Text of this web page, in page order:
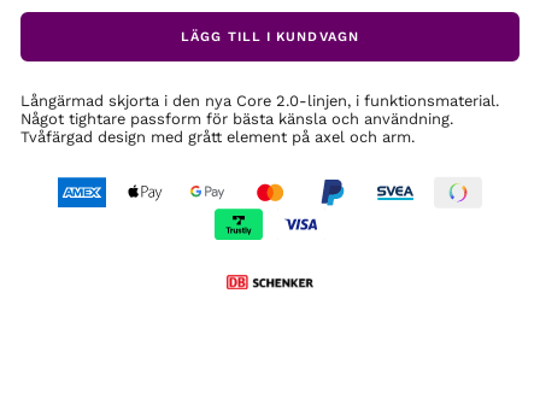
LÄGG TILL I KUNDVAGN
Långärmad skjorta i den nya Core 2.0-linjen, i funktionsmaterial.
Något tightare passform för bästa känsla och användning.
Tvåfärgad design med grått element på axel och arm.